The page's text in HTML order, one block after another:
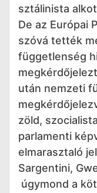
sztálinista
De az Európai
szóvá tették
függetlenség
után nemzeti
zöld,
parlamenti
elmarasztaló
Sargentini,
úgymond a